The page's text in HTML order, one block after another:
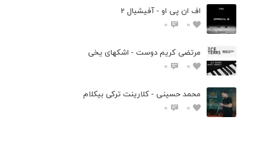
اف ان پی او - آفیشیال 2
0
0
مرتضی کریم دوست - اشکهای یخی
0
0
محمد حسینی - کلارینت ترکی بیکلام
0
0